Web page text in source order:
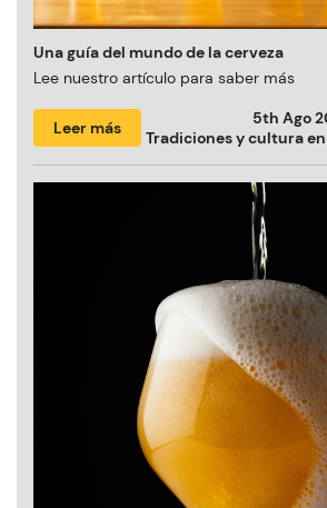
Una guía del mundo de la cerveza
Lee nuestro artículo para saber más
Leer más
5th Ago
Tradiciones y cultura